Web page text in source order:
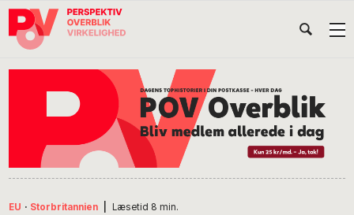
Gå
direkte
Skip
indhold
Gå
direkte
EU · Storbritannien Læsetid 8 min.